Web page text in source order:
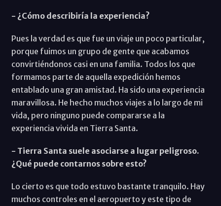
- ¿Cómo describiría la experiencia?
Pues la verdad es que fue un viaje un poco particular,
porque fuimos un grupo de gente que acabamos
convirtiéndonos casi en una familia. Todos los que
formamos parte de aquella expedición hemos
entablado una gran amistad. Ha sido una experiencia
maravillosa. He hecho muchos viajes a lo largo de mi
vida, pero ninguno puede compararse a la
experiencia vivida en Tierra Santa.
- Tierra Santa suele asociarse a lugar peligroso.
¿Qué puede contarnos sobre esto?
Lo cierto es que todo estuvo bastante tranquilo. Hay
muchos controles en el aeropuerto y este tipo de